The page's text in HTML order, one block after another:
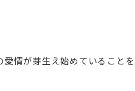
情が芽生え始めていることを